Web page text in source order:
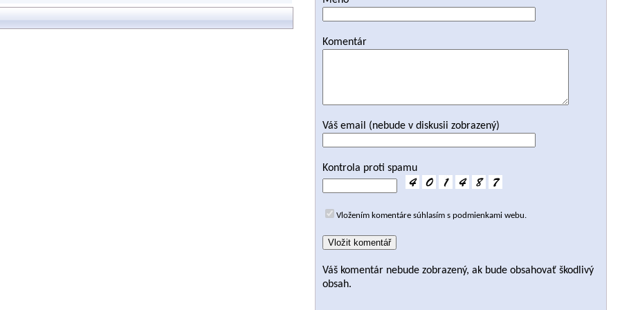
Komentár
Váš email (nebude v diskusii zobrazený)
Kontrola proti spamu
Vložením komentáre súhlasím s podmienkami webu.
Váš komentár nebude zobrazený, ak bude obsahovať škodlivý
obsah.